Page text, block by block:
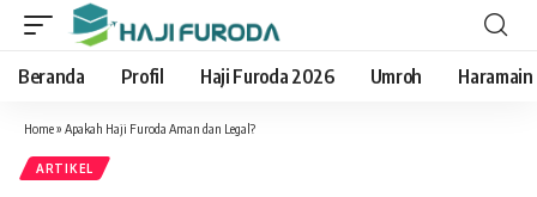
Beranda Profil Haji Furoda 2026 Umroh
Home» Apakah Haji Furoda Aman dan Legal?
ARTIKEL